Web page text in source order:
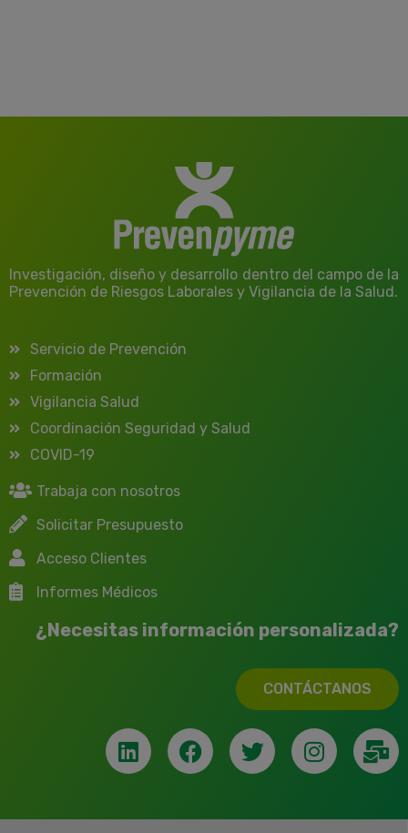
Investigación, diseño y desarrollo dentro del campo de la
Prevención de Riesgos Laborales y Vigilancia de la Salud.
Servicio de Prevención
Formación
Vigilancia Salud
Coordinación Seguridad y Salud
COVID-19
Trabaja con nosotros
Solicitar Presupuesto
Acceso Clientes
Informes Médicos
¿Necesitas información personalizada?
CONTÁCTANOS